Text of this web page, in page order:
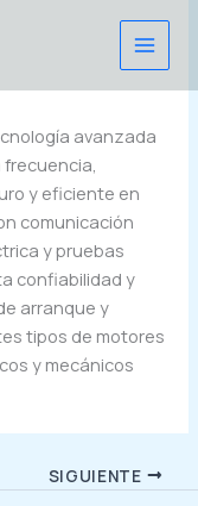
avanzada
y eficiente en
comunicación
y pruebas
confiabilidad y
arranque y
tipos de motores
y mecánicos
SIGUIENTE